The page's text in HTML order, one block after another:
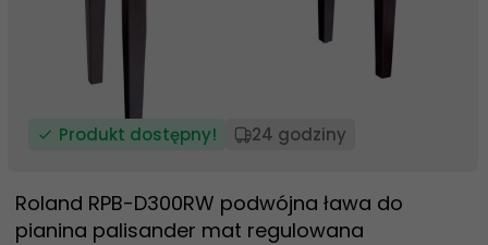
Produkt dostępny! 24 godziny
Roland RPB-D300RW podwójna ława do
pianina palisander mat regulowana